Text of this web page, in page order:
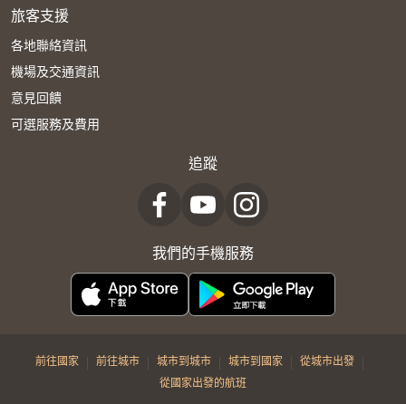
旅客支援
各地聯絡資訊
機場及交通資訊
意見回饋
可選服務及費用
追蹤
我們的手機服務
前往國家 | 前往城市 | 城市到城市 | 城市到國家 | 從城市出發 |
從國家出發的航班